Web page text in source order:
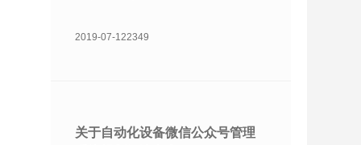
2019-07-122349
关于自动化设备微信公众号管理